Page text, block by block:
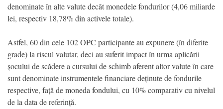
denominate în alte valute decât monedele fondurilor (4,06 miliarde
lei, respectiv 18,78% din activele totale).
Astfel, 60 din cele 102 OPC participante au expunere (în diferite
grade) la riscul valutar, deci au suferit impact în urma aplicării
șocului de scădere a cursului de schimb aferent altor valute în care
sunt denominate instrumentele financiare deținute de fondurile
respective, față de moneda fondului, cu 10% comparativ cu nivelul
de la data de referință.